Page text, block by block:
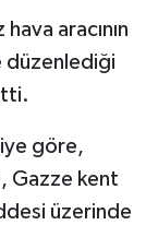
aracının
düzenlediği
göre,
Gazze kent
üzerinde